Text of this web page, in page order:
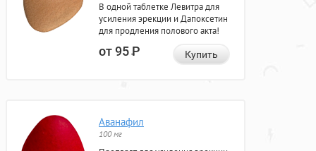
В одной таблетке Левитра для
усиления эрекции и Дапоксетин
для продления полового акта!
от 95Р Купить
Аванафил
100 мг